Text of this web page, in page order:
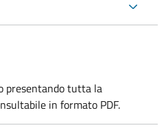
presentando tutta la
in formato PDF.